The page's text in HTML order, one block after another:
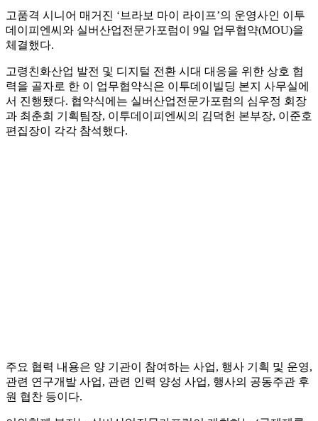
고품격 시니어 매거진 ‘브라보 마이 라이프’의 운영사인 이투
데이피엔씨와 실버산업전문가포럼이 9일 업무협약(MOU)을
체결했다.
고령친화산업 발전 및 디지털 전환 시대 대응을 위한 상호 협
력을 골자로 한 이 업무협약식은 이투데이빌딩 본지 사무실에
서 진행됐다. 협약식에는 실버산업전문가포럼의 심우정 회장
과 최춘희 기획팀장, 이투데이피엔씨의 김덕헌 본부장, 이준호
편집장이 각각 참석했다.
주요 협력 내용은 양 기관이 참여하는 사업, 행사 기획 및 운영,
관련 연구개발 사업, 관련 인력 양성 사업, 행사의 공동주관 후
원 협찬 등이다.